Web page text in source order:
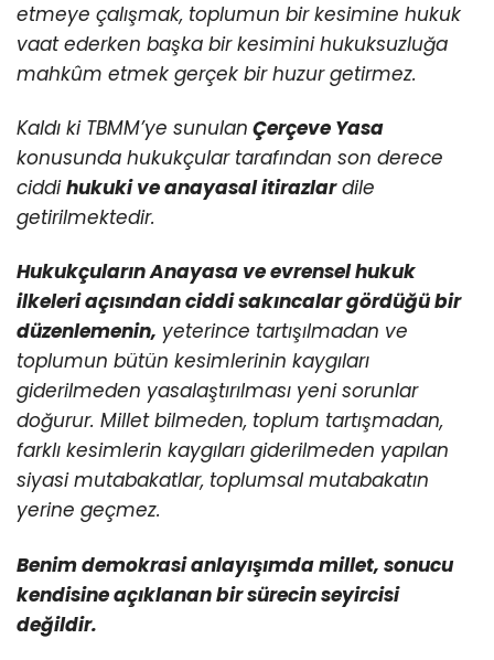
etmeye çalışmak, toplumun bir kesimine hukuk
vaat ederken başka bir kesimini hukuksuzluğa
mahkûm etmek gerçek bir huzur getirmez.
Kaldı ki TBMM’ye sunulan Çerçeve Yasa
konusunda hukukçular tarafından son derece
ciddihukuki ve anayasal itirazlardile
getirilmektedir.
Hukukçuların Anayasa ve evrensel hukuk
ilkeleri açısından ciddi sakıncalar gördüğü bir
düzenlemenin, yeterince tartışılmadan ve
toplumun bütün kesimlerinin kaygıları
giderilmeden yasalaştırılması yeni sorunlar
doğurur. Millet bilmeden, toplum tartışmadan,
farklı kesimlerin kaygıları giderilmeden yapılan
siyasi mutabakatlar, toplumsal mutabakatın
yerine geçmez.
Benim demokrasi anlayışımda millet, sonucu
kendisine açıklanan bir sürecin seyircisi
değildir.